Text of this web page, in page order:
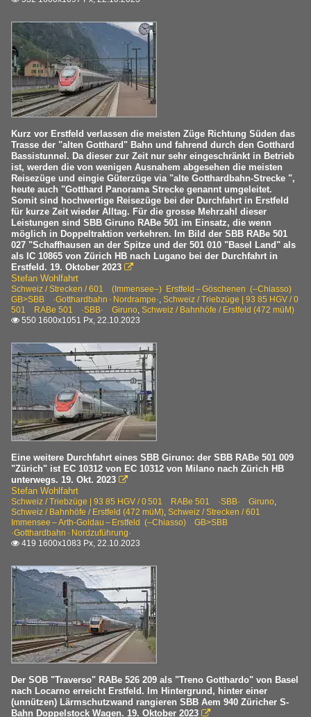
Kurz vor Erstfeld verlassen die meisten Züge Richtung Süden das
Trasse der "alten Gotthard" Bahn und fahrend durch den Gotthard
Bassistunnel. Da dieser zur Zeit nur sehr eingeschränkt in Betrieb
ist, werden die von wenigen Ausnahem abgesehen die meisten
Reisezüge und eingie Güterzüge via "alte Gotthardbahn-Strecke ",
heute auch "Gotthard Panorama Strecke genannt umgeleitet.
Somit sind hochwertige Reisezüge bei der Durchfahrt in Erstfeld
für kurze Zeit wieder Alltag. Für die grosse Mehrzahl dieser
Leistungen sind SBB Giruno RABe 501 im Einsatz, die wenn
möglich in Doppeltraktion verkehren. Im Bild der SBB RABe 501
027 "Schaffhausen an der Spitze und der 501 010 "Basel Land" als
als IC 10865 von Zürich HB nach Lugano bei der Durchfahrt in
Erstfeld. 19. Oktober 2023 
Stefan Wohlfahrt
Schweiz / Strecken / 601 (Immensee–) Erstfeld – Göschenen (–Chiasso)
GB>SBB ·Gotthardbahn · Nordrampe·, Schweiz / Triebzüge | 93 85 HGV / 0
501 RABe 501 ·SBB· Giruno, Schweiz / Bahnhöfe / Erstfeld (472 müM)
 550 1600x1051 Px, 22.10.2023
Eine weitere Durchfahrt eines SBB Giruno: der SBB RABe 501 009
"Zürich" ist EC 10312 von EC 10312 von Milano nach Zürich HB
unterwegs. 19. Okt. 2023 
Stefan Wohlfahrt
Schweiz / Triebzüge | 93 85 HGV / 0 501 RABe 501 ·SBB· Giruno,
Schweiz / Bahnhöfe / Erstfeld (472 müM), Schweiz / Strecken / 601
Immensee – Arth-Goldau – Erstfeld (–Chiasso) GB>SBB
·Gotthardbahn · Nordzuführung·
 419 1600x1083 Px, 22.10.2023
Der SOB "Traverso" RABe 526 209 als "Treno Gotthardo" von Basel
nach Locarno erreicht Erstfeld. Im Hintergrund, hinter einer
(unnützen) Lärmschutzwand rangieren SBB Aem 940 Züricher S-
Bahn Doppelstock Wagen. 19. Oktober 2023 